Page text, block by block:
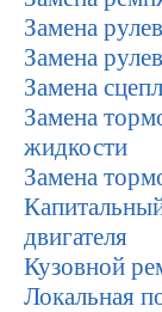
Замена
Замена
Замена
Замена
жидкости
Замена
двигателя
Кузовной
Локальная